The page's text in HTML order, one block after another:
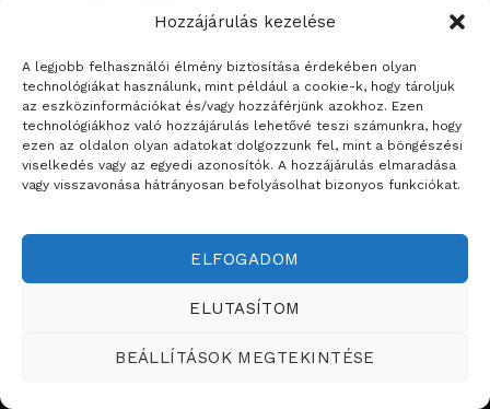
Hozzájárulás kezelése
A legjobb felhasználói élmény biztosítása érdekében olyan
technológiákat használunk, mint például a cookie-k, hogy tároljuk
az eszközinformációkat és/vagy hozzáférjünk azokhoz. Ezen
technológiákhoz való hozzájárulás lehetővé teszi számunkra, hogy
ezen az oldalon olyan adatokat dolgozzunk fel, mint a böngészési
viselkedés vagy az egyedi azonosítók. A hozzájárulás elmaradása
vagy visszavonása hátrányosan befolyásolhat bizonyos funkciókat.
ELFOGADOM
ELUTASÍTOM
BEÁLLÍTÁSOK MEGTEKINTÉSE
Weboldalt készítette:
ÉRTÉKESÍTÉSI TERÜLETEINK
Copyright ©2026Teddy Festékbolt